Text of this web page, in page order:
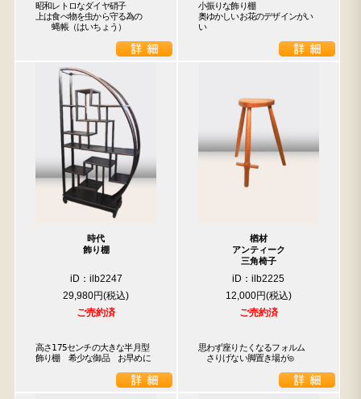
昭和レトロなダイヤ硝子
上は食べ物を虫から守る為の
蝿帳（はいちょう）
小振りな飾り棚
奥ゆかしいお花のデザインがい
い
時代
飾り棚
iD：ilb2247
29,980円
ご売約済
高さ175センチの大きな半月型
飾り棚　希少な御品　お早めに
楢材
アンティーク
三角椅子
iD：ilb2225
12,000円
ご売約済
思わず座りたくなるフォルム
さりげない脚置き場が◎